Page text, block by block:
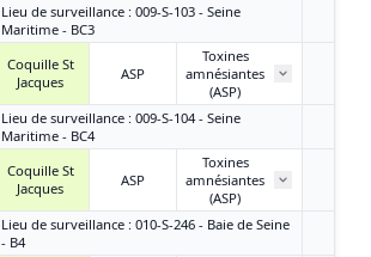
Lieu de surveillance : 009-S-103 - Seine
Maritime - BC3
Coquille St
Jacques
ASP
Toxines
amnésiantes
(ASP)
Lieu de surveillance : 009-S-104 - Seine
Maritime - BC4
Coquille St
Jacques
ASP
Toxines
amnésiantes
(ASP)
Lieu de surveillance : 010-S-246 - Baie de Seine
- B4